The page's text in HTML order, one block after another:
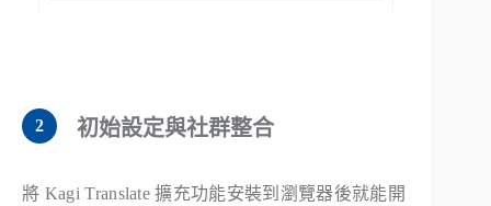
初始設定與社群整合
將 Kagi Translate 擴充功能安裝到瀏覽器後就能開